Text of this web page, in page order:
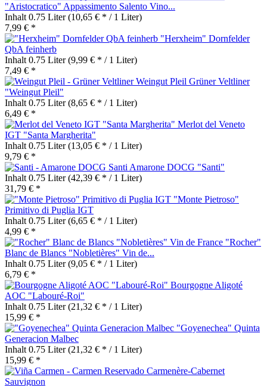
"Aristocratico" Appassimento Salento Vino...
Inhalt 0.75 Liter(10,65 € * / 1 Liter)
7,99 € *
"Herxheim" Dornfelder
QbA feinherb
Inhalt 0.75 Liter(9,99 € * / 1 Liter)
7,49 € *
Grüner Veltliner
"Weingut Pleil"
Inhalt 0.75 Liter(8,65 € * / 1 Liter)
6,49 € *
Merlot del Veneto
IGT "Santa Margherita"
Inhalt 0.75 Liter(13,05 € * / 1 Liter)
9,79 € *
Amarone DOCG "Santi"
Inhalt 0.75 Liter(42,39 € * / 1 Liter)
31,79 € *
"Monte Pietroso"
Primitivo di Puglia IGT
Inhalt 0.75 Liter(6,65 € * / 1 Liter)
4,99 € *
"Rocher"
Blanc de Blancs "Nobletières" Vin de...
Inhalt 0.75 Liter(9,05 € * / 1 Liter)
6,79 € *
Bourgogne Aligoté
AOC "Labouré-Roi"
Inhalt 0.75 Liter(21,32 € * / 1 Liter)
15,99 € *
"Goyenechea" Quinta
Generacion Malbec
Inhalt 0.75 Liter(21,32 € * / 1 Liter)
15,99 € *